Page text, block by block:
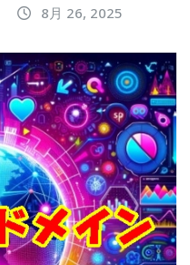
8月 26, 2025